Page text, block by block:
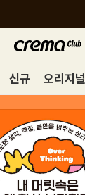
신규 오리지널